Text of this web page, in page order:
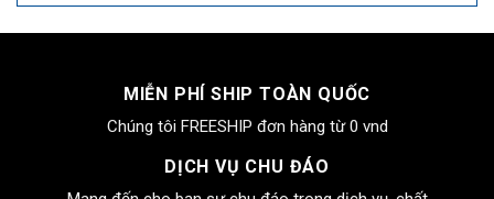
là:
4.000.000₫.
tại
là:
MIỄN PHÍ SHIP TOÀN QUỐC
Chúng tôi FREESHIP đơn hàng từ 0 vnd
DỊCH VỤ CHU ĐÁO